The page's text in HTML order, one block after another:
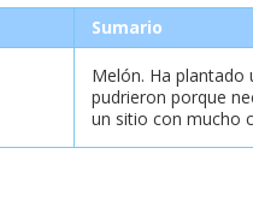
Sumario
Melón. Ha plantado
pudrieron porque
un sitio con mucho